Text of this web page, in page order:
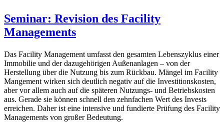
Seminar: Revision des Facility
Managements
Das Facility Management umfasst den gesamten Lebenszyklus einer
Immobilie und der dazugehörigen Außenanlagen – von der
Herstellung über die Nutzung bis zum Rückbau. Mängel im Facility
Mangement wirken sich deutlich negativ auf die Investitionskosten,
aber vor allem auch auf die späteren Nutzungs- und Betriebskosten
aus. Gerade sie können schnell den zehnfachen Wert des Invests
erreichen. Daher ist eine intensive und fundierte Prüfung des Facility
Managements von großer Bedeutung.